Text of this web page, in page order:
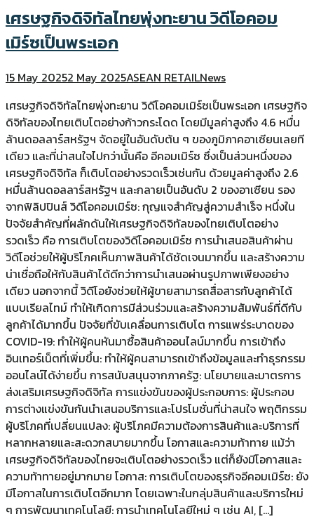
เศรษฐกิจดิจิทัลไทยพุ่งทะยาน วิดีโอคอม
เมิร์ซเป็นพระเอก
15 May 20252 May 2025ASEAN RETAILNews
เศรษฐกิจดิจิทัลไทยพุ่งทะยาน วิดีโอคอมเมิร์ซเป็นพระเอก เศรษฐกิจ
ดิจิทัลของไทยเติบโตอย่างก้าวกระโดด โดยมีมูลค่าสูงถึง 4.6 หมื่น
ล้านดอลลาร์สหรัฐฯ จัดอยู่ในอันดับต้น ๆ ของภูมิภาคอาเซียนเลยที
เดียว และที่น่าสนใจไปกว่านั้นคือ อีคอมเมิร์ซ ซึ่งเป็นส่วนหนึ่งของ
เศรษฐกิจดิจิทัล ก็เติบโตอย่างรวดเร็วเช่นกัน ด้วยมูลค่าสูงถึง 2.6
หมื่นล้านดอลลาร์สหรัฐฯ และกลายเป็นอันดับ 2 ของอาเซียน รอง
จากฟิลิปปินส์ วิดีโอคอมเมิร์ซ: กุญแจสำคัญสู่ความสำเร็จ หนึ่งใน
ปัจจัยสำคัญที่ผลักดันให้เศรษฐกิจดิจิทัลของไทยเติบโตอย่าง
รวดเร็ว คือ การเติบโตของวิดีโอคอมเมิร์ซ การนำเสนอสินค้าผ่าน
วิดีโอช่วยให้ผู้บริโภคเห็นภาพสินค้าได้ชัดเจนมากขึ้น และสร้างความ
น่าเชื่อถือให้กับสินค้าได้ดีกว่าการนำเสนอผ่านรูปภาพเพียงอย่าง
เดียว นอกจากนี้ วิดีโอยังช่วยให้ผู้ขายสามารถสื่อสารกับลูกค้าได้
แบบเรียลไทม์ ทำให้เกิดการมีส่วนร่วมและสร้างความสัมพันธ์ที่ดีกับ
ลูกค้าได้มากขึ้น ปัจจัยที่ขับเคลื่อนการเติบโต การแพร่ระบาดของ
COVID-19: ทำให้ผู้คนหันมาซื้อสินค้าออนไลน์มากขึ้น การเข้าถึง
อินเทอร์เน็ตที่เพิ่มขึ้น: ทำให้ผู้คนสามารถเข้าถึงข้อมูลและทำธุรกรรม
ออนไลน์ได้ง่ายขึ้น การสนับสนุนจากภาครัฐ: นโยบายและมาตรการ
ส่งเสริมเศรษฐกิจดิจิทัล การแข่งขันของผู้ประกอบการ: ผู้ประกอบ
การต่างแข่งขันกันนำเสนอบริการและโปรโมชั่นที่น่าสนใจ พฤติกรรม
ผู้บริโภคที่เปลี่ยนแปลง: ผู้บริโภคมีความต้องการสินค้าและบริการที่
หลากหลายและสะดวกสบายมากขึ้น โอกาสและความท้าทาย แม้ว่า
เศรษฐกิจดิจิทัลของไทยจะเติบโตอย่างรวดเร็ว แต่ก็ยังมีโอกาสและ
ความท้าทายอยู่มากมาย โอกาส: การเติบโตของธุรกิจอีคอมเมิร์ซ: ยัง
มีโอกาสในการเติบโตอีกมาก โดยเฉพาะในกลุ่มสินค้าและบริการใหม่
ๆ การพัฒนาเทคโนโลยี: การนำเทคโนโลยีใหม่ ๆ เช่น AI, […]